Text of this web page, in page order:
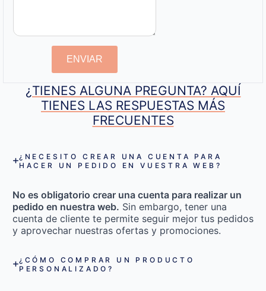
ENVIAR
¿TIENES ALGUNA PREGUNTA? AQUÍ
TIENES LAS RESPUESTAS MÁS
FRECUENTES
¿NECESITO CREAR UNA CUENTA PARA
HACER UN PEDIDO EN VUESTRA WEB?
No es obligatorio crear una cuenta para realizar un
pedido en nuestra web. Sin embargo, tener una
cuenta de cliente te permite seguir mejor tus pedidos
y aprovechar nuestras ofertas y promociones.
¿CÓMO COMPRAR UN PRODUCTO
PERSONALIZADO?